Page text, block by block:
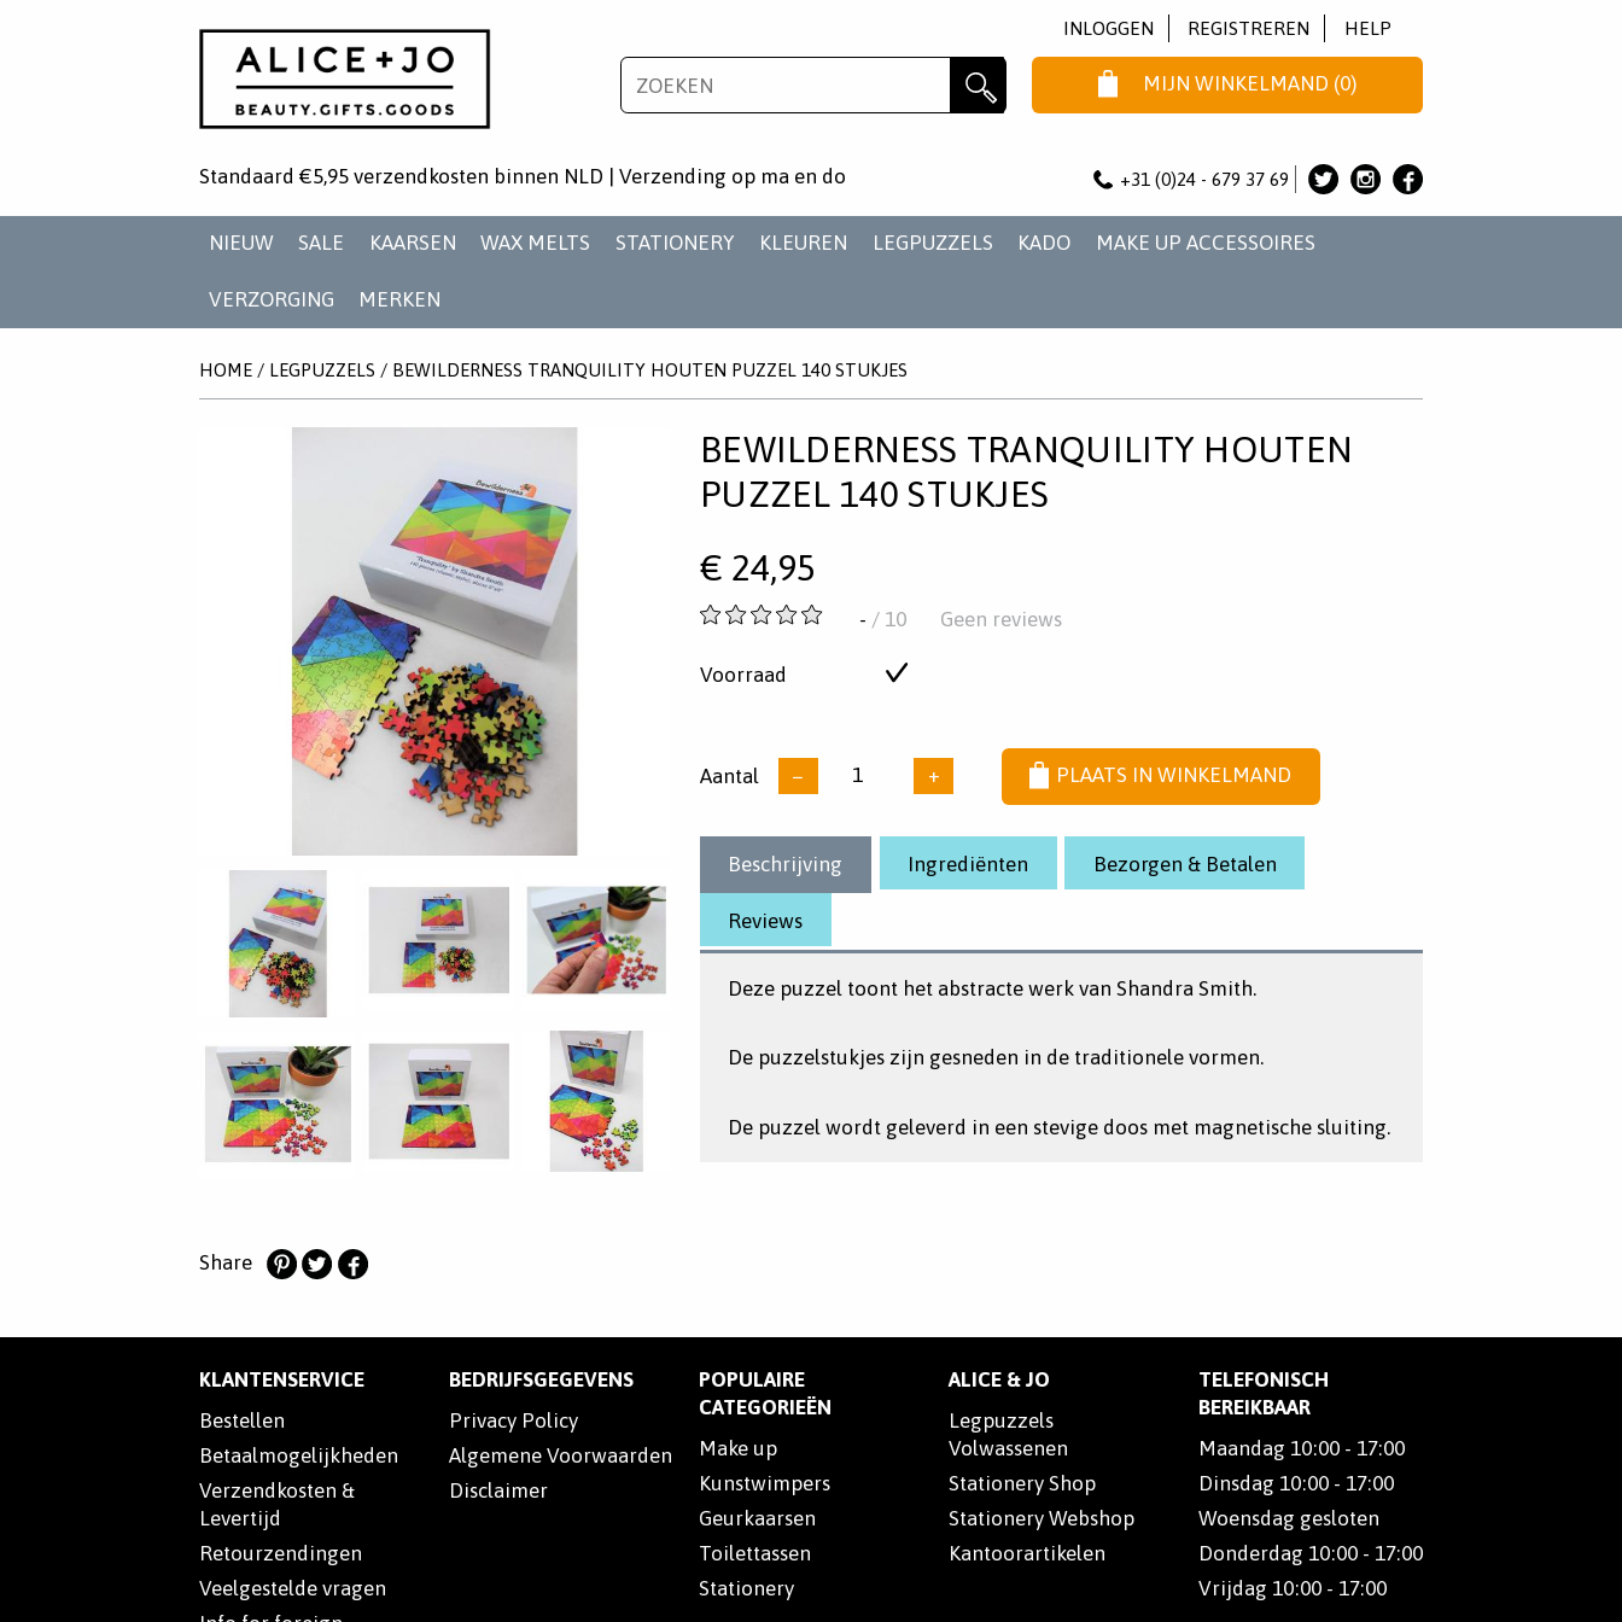
INLOGGEN REGISTREREN HELP
MIJN WINKELMAND (0)
Standaard €5,95 verzendkosten binnen NLD | Verzending op ma en do
+31 (0)24 - 679 37 69
NIEUW SALE KAARSEN WAX MELTS STATIONERY KLEUREN LEGPUZZELS KADO MAKE UP ACCESSOIRES
VERZORGING MERKEN
HOME/ LEGPUZZELS / BEWILDERNESS TRANQUILITY HOUTEN PUZZEL 140 STUKJES
Share
BEWILDERNESS TRANQUILITY HOUTEN
PUZZEL 140 STUKJES
€ 24,95
-
5
- / 10 Geen reviews
Voorraad
Aantal − + PLAATS IN WINKELMAND
Beschrijving Ingrediënten Bezorgen & Betalen
Reviews
Deze puzzel toont het abstracte werk van Shandra Smith.
De puzzelstukjes zijn gesneden in de traditionele vormen.
De puzzel wordt geleverd in een stevige doos met magnetische sluiting.
NIEUWSBRIEF
Wil je als eerste op de hoogste zijn van het laatste
nieuws en aanbiedingen?
AANMELDEN
KLANTENSERVICE
Bestellen
Betaalmogelijkheden
Verzendkosten &
Levertijd
Retourzendingen
Veelgestelde vragen
BEDRIJFSGEGEVENS
Privacy Policy
Algemene Voorwaarden
Disclaimer
POPULAIRE
CATEGORIEËN
Make up
Kunstwimpers
Geurkaarsen
Toilettassen
Stationery
ALICE & JO
Legpuzzels
Volwassenen
Stationery Shop
Stationery Webshop
Kantoorartikelen
TELEFONISCH
BEREIKBAAR
Maandag 10:00 - 17:00
Dinsdag 10:00 - 17:00
Woensdag gesloten
Donderdag 10:00 - 17:00
Vrijdag 10:00 - 17:00